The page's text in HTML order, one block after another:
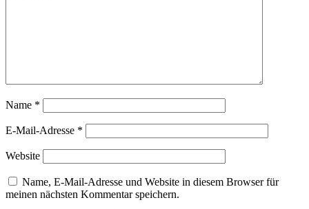
Name *
E-Mail-Adresse *
Website
Name, E-Mail-Adresse und Website in diesem Browser für
meinen nächsten Kommentar speichern.